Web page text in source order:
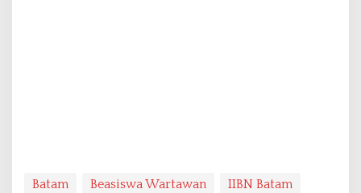
Batam Beasiswa Wartawan
IIBN Batam